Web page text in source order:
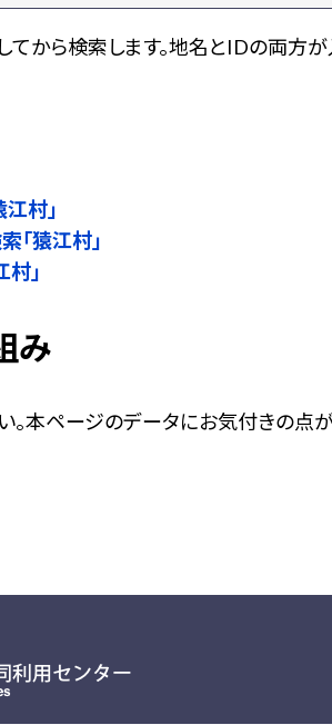
から検索します。地名とIDの両方
村」
「猿江村」
」
み
本ページのデータにお気付きの点